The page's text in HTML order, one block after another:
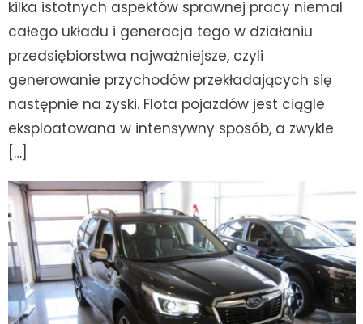
kilka istotnych aspektów sprawnej pracy niemal
całego układu i generacja tego w działaniu
przedsiębiorstwa najważniejsze, czyli
generowanie przychodów przekładających się
następnie na zyski. Flota pojazdów jest ciągle
eksploatowana w intensywny sposób, a zwykle
[…]